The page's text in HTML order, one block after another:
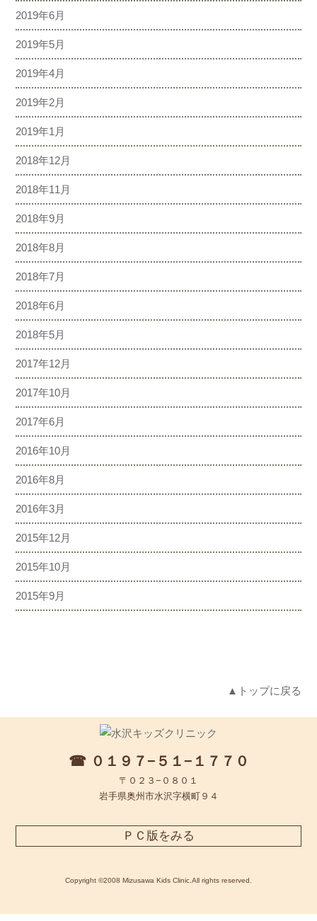
2019年6月
2019年5月
2019年4月
2019年2月
2019年1月
2018年12月
2018年11月
2018年9月
2018年8月
2018年7月
2018年6月
2018年5月
2017年12月
2017年10月
2017年6月
2016年10月
2016年8月
2016年3月
2015年12月
2015年10月
2015年9月
▲トップに戻る
☎ ０１９７−５１−１７７０
〒０２３−０８０１
岩手県奥州市水沢字横町９４
ＰＣ版をみる
Copyright ©2008 Mizusawa Kids Clinic.All rights reserved.